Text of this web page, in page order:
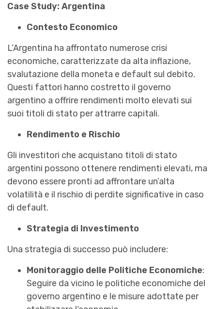
Case Study: Argentina
Contesto Economico
L’Argentina ha affrontato numerose crisi
economiche, caratterizzate da alta inflazione,
svalutazione della moneta e default sul debito.
Questi fattori hanno costretto il governo
argentino a offrire rendimenti molto elevati sui
suoi titoli di stato per attrarre capitali.
Rendimento e Rischio
Gli investitori che acquistano titoli di stato
argentini possono ottenere rendimenti elevati, ma
devono essere pronti ad affrontare un’alta
volatilità e il rischio di perdite significative in caso
di default.
Strategia di Investimento
Una strategia di successo può includere:
Monitoraggio delle Politiche Economiche:
Seguire da vicino le politiche economiche del
governo argentino e le misure adottate per